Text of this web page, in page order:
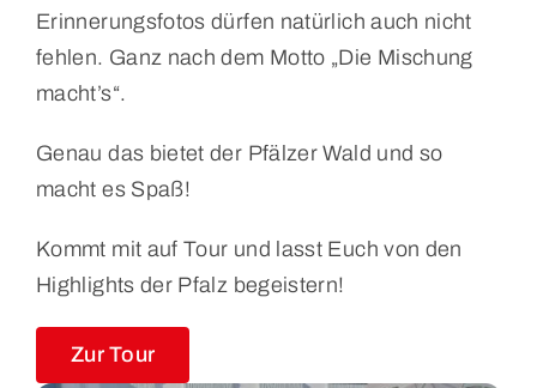
Erinnerungsfotos dürfen natürlich auch nicht
fehlen. Ganz nach dem Motto „Die Mischung
macht’s“.
Genau das bietet der Pfälzer Wald und so
macht es Spaß!
Kommt mit auf Tour und lasst Euch von den
Highlights der Pfalz begeistern!
Zur Tour